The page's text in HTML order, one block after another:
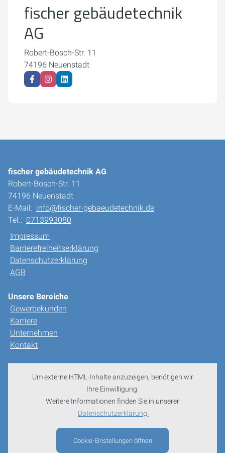
Cookie-Einstellungen öffnen
fischer gebäudetechnik
AG
Robert-Bosch-Str. 11
74196 Neuenstadt
fischer gebäudetechnik AG
Robert-Bosch-Str. 11
74196 Neuenstadt
E-Mail: info@fischer-gebaeudetechnik.de
Tel.: 0713993080
Impressum
Barrierefreiheitserklärung
Datenschutzerklärung
AGB
Unsere Bereiche
Gewerbekunden
Karriere
Unternehmen
Kontakt
Um externe HTML-Inhalte anzuzeigen, benötigen wir
Ihre Einwilligung.
Weitere Informationen finden Sie in unserer
Datenschutzerklärung.
Cookie-Einstellungen öffnen